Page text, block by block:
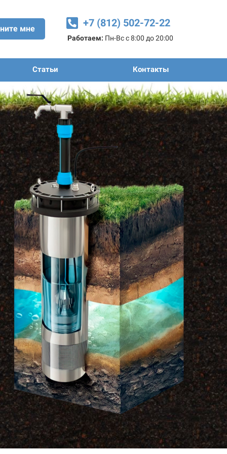
мне +7 (812) 502-72-22
Работаем: Пн-Вс с 8:00 до 20:00
Статьи Контакты